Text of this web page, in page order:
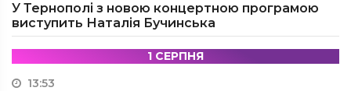
У Тернополі з новою концертною програмою
виступить Наталія Бучинська
1 СЕРПНЯ
13:53